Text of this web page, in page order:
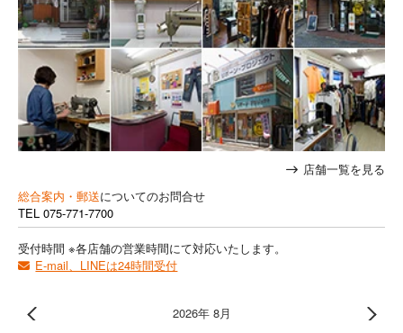
店舗一覧を見る
総合案内・郵送についてのお問合せ
TEL 075-771-7700
受付時間 ※各店舗の営業時間にて対応いたします。
E-mail、LINEは24時間受付
2026年 8月